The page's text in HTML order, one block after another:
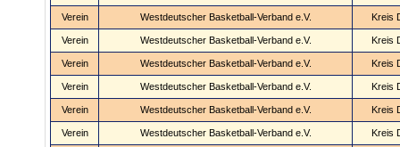
Verein Westdeutscher Basketball-Verband e.V. Kreis
Verein Westdeutscher Basketball-Verband e.V. Kreis
Verein Westdeutscher Basketball-Verband e.V. Kreis
Verein Westdeutscher Basketball-Verband e.V. Kreis
Verein Westdeutscher Basketball-Verband e.V. Kreis
Verein Westdeutscher Basketball-Verband e.V. Kreis